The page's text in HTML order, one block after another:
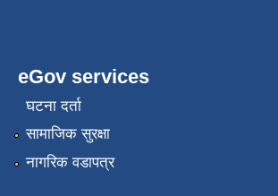
eGov services
घटना दर्ता
सामाजिक सुरक्षा
नागरिक वडापत्र